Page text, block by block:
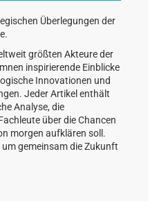
Überlegungen der
größten Akteure der
inspirierende Einblicke
Innovationen und
Jeder Artikel enthält
Analyse, die
über die Chancen
morgen aufklären soll.
gemeinsam die Zukunft